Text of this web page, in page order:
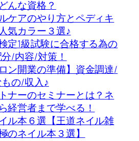
んな資格？
ケアのやり方とペディキ
気カラー３選♪
定1級試験に合格する為の
/内容/対策！
ン開業の準備】資金調達/
の/収入♪
ナーのセミナーとは？ネ
経営者まで学べる！
ル本６選【王道ネイル雑
のネイル本３選】